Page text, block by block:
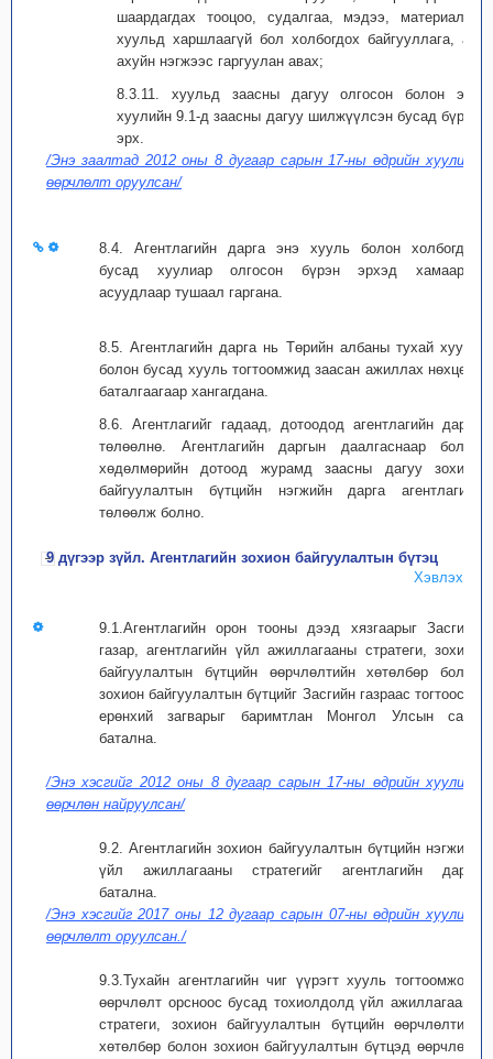
шаардагдах тооцоо, судалгаа, мэдээ, материалыг
хуульд харшлаагүй бол холбогдох байгууллага, аж
ахуйн нэгжээс гаргуулан авах;
8.3.11. хуульд заасны дагуу олгосон болон энэ
хуулийн 9.1-д заасны дагуу шилжүүлсэн бусад бүрэн
эрх.
/Энэ заалтад 2012 оны 8 дугаар сарын 17-ны өдрийн хуулиар
өөрчлөлт оруулсан/
8.4. Агентлагийн дарга энэ хууль болон холбогдох
бусад хуулиар олгосон бүрэн эрхэд хамаарах
асуудлаар тушаал гаргана.
8.5. Агентлагийн дарга нь Төрийн албаны тухай хууль
болон бусад хууль тогтоомжид заасан ажиллах нөхцөл,
баталгаагаар хангагдана.
8.6. Агентлагийг гадаад, дотоодод агентлагийн дарга
төлөөлнө. Агентлагийн даргын даалгаснаар болон
хөдөлмөрийн дотоод журамд заасны дагуу зохион
байгуулалтын бүтцийн нэгжийн дарга агентлагийг
төлөөлж болно.
9 дүгээр зүйл. Агентлагийн зохион байгуулалтын бүтэц
Хэвлэх
9.1.Агентлагийн орон тооны дээд хязгаарыг Засгийн
газар, агентлагийн үйл ажиллагааны стратеги, зохион
байгуулалтын бүтцийн өөрчлөлтийн хөтөлбөр болон
зохион байгуулалтын бүтцийг Засгийн газраас тогтоосон
ерөнхий загварыг баримтлан Монгол Улсын сайд
батална.
/Энэ хэсгийг 2012 оны 8 дугаар сарын 17-ны өдрийн хуулиар
өөрчлөн найруулсан/
9.2. Агентлагийн зохион байгуулалтын бүтцийн нэгжийн
үйл ажиллагааны стратегийг агентлагийн дарга
батална.
/Энэ хэсгийг 2017 оны 12 дугаар сарын 07-ны өдрийн хуулиар
өөрчлөлт оруулсан./
9.3.Тухайн агентлагийн чиг үүрэгт хууль тогтоомжоор
өөрчлөлт орсноос бусад тохиолдолд үйл ажиллагааны
стратеги, зохион байгуулалтын бүтцийн өөрчлөлтийн
хөтөлбөр болон зохион байгуулалтын бүтцэд өөрчлөлт